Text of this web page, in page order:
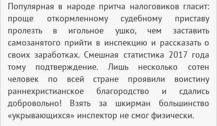
Популярная в народе притча налоговиков гласит:
проще откормленному судебному приставу
пролезть в игольное ушко, чем заставить
самозанятого прийти в инспекцию и рассказать о
своих заработках. Смешная статистика 2017 года
тому подтверждение. Лишь несколько сотен
человек по всей стране проявили воистину
раннехристианское благородство и сдались
добровольно! Взять за шкирман большинство
«укрывающихся» инспектор не смог физически.